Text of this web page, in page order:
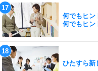
何でもヒン
何でもヒン
ひたすら新